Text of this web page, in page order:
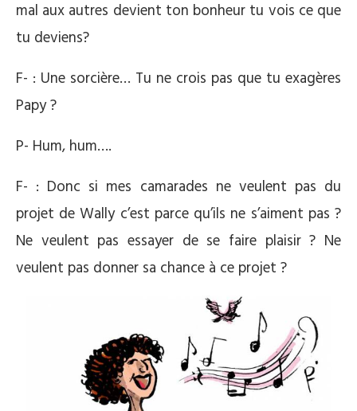
mal aux autres devient ton bonheur tu vois ce que
tu deviens?
F- : Une sorcière… Tu ne crois pas que tu exagères
Papy ?
P- Hum, hum….
F- : Donc si mes camarades ne veulent pas du
projet de Wally c’est parce qu’ils ne s’aiment pas ?
Ne veulent pas essayer de se faire plaisir ? Ne
veulent pas donner sa chance à ce projet ?